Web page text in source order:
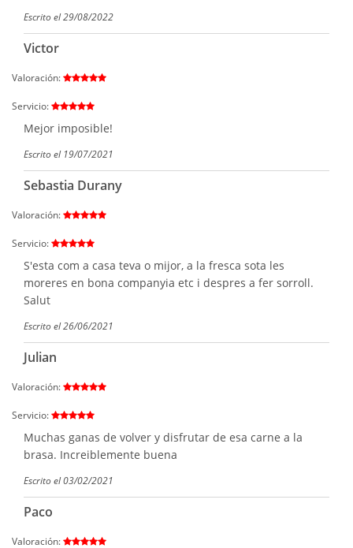
Escrito el 29/08/2022
Victor
Valoración:
Servicio:
Mejor imposible!
Escrito el 19/07/2021
Sebastia Durany
Valoración:
Servicio:
S'esta com a casa teva o mijor, a la fresca sota les
moreres en bona companyia etc i despres a fer sorroll.
Salut
Escrito el 26/06/2021
Julian
Valoración:
Servicio:
Muchas ganas de volver y disfrutar de esa carne a la
brasa. Increiblemente buena
Escrito el 03/02/2021
Paco
Valoración: